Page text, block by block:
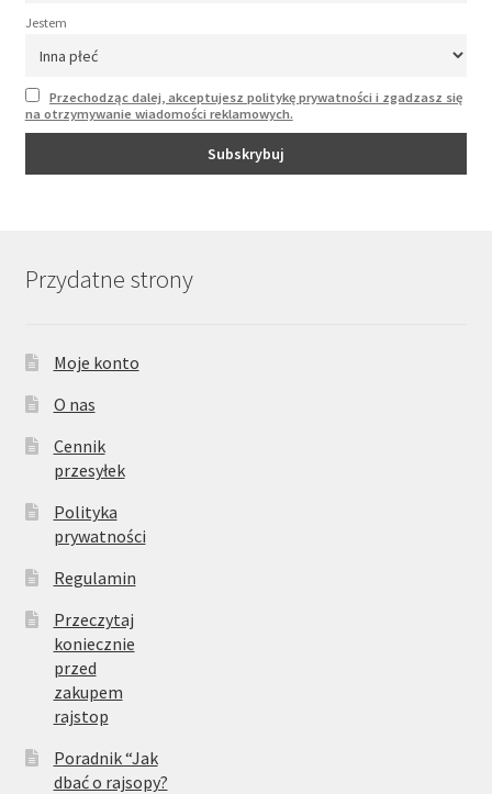
Jestem
Przechodząc dalej, akceptujesz politykę prywatności i zgadzasz się
na otrzymywanie wiadomości reklamowych.
Przydatne strony
Moje konto
O nas
Cennik
przesyłek
Polityka
prywatności
Regulamin
Przeczytaj
koniecznie
przed
zakupem
rajstop
Poradnik “Jak
dbać o rajsopy?